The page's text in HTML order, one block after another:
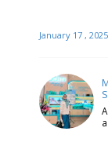
January 17 , 2025